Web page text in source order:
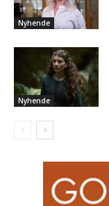
Nyhende
Nyhende